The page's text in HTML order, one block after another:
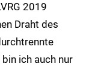
2019
Draht des
ich auch nur